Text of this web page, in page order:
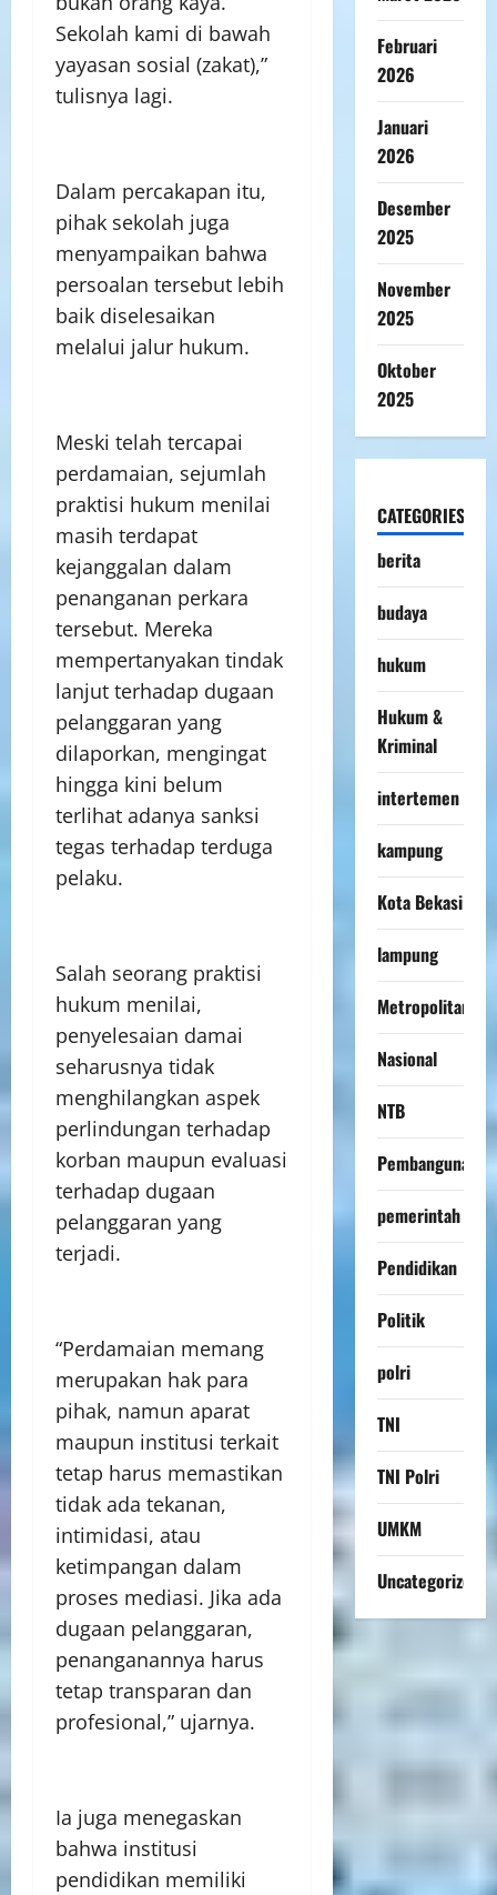
Sekolah kami di bawah
yayasan sosial (zakat),”
tulisnya lagi.
Dalam percakapan itu,
pihak sekolah juga
menyampaikan bahwa
persoalan tersebut lebih
baik diselesaikan
melalui jalur hukum.
Meski telah tercapai
perdamaian, sejumlah
praktisi hukum menilai
masih terdapat
kejanggalan dalam
penanganan perkara
tersebut. Mereka
mempertanyakan tindak
lanjut terhadap dugaan
pelanggaran yang
dilaporkan, mengingat
hingga kini belum
terlihat adanya sanksi
tegas terhadap terduga
pelaku.
Salah seorang praktisi
hukum menilai,
penyelesaian damai
seharusnya tidak
menghilangkan aspek
perlindungan terhadap
korban maupun evaluasi
terhadap dugaan
pelanggaran yang
terjadi.
“Perdamaian memang
merupakan hak para
pihak, namun aparat
maupun institusi terkait
tetap harus memastikan
tidak ada tekanan,
intimidasi, atau
ketimpangan dalam
proses mediasi. Jika ada
dugaan pelanggaran,
penanganannya harus
tetap transparan dan
profesional,” ujarnya.
Ia juga menegaskan
bahwa institusi
pendidikan memiliki
Februari
2026
Januari
2026
Desember
2025
November
2025
Oktober
2025
CATEGORIES
berita
budaya
hukum
Hukum &
Kriminal
intertemen
kampung
Kota Bekasi
lampung
Metropolitan
Nasional
NTB
Pembangunan
pemerintah
Pendidikan
Politik
polri
TNI
TNI Polri
UMKM
Uncategorized